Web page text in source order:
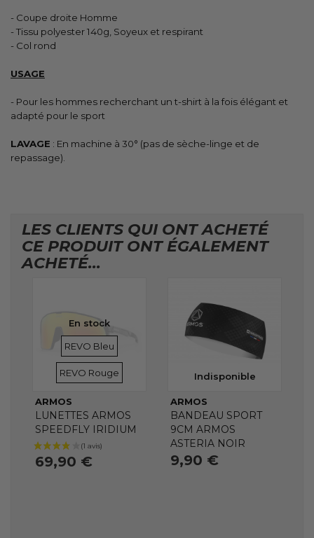
- Coupe droite Homme
- Tissu polyester 140g, Soyeux et respirant
- Col rond
USAGE
- Pour les hommes recherchant un t-shirt à la fois élégant et
adapté pour le sport
LAVAGE : En machine à 30° (pas de sèche-linge et de
repassage).
LES CLIENTS QUI ONT ACHETÉ
CE PRODUIT ONT ÉGALEMENT
ACHETÉ...
En stock
VERRES
REVO Bleu
VERRES
REVO Rouge
ARMOS
LUNETTES ARMOS
SPEEDFLY IRIDIUM
69,90 €
Indisponible
ARMOS
BANDEAU SPORT
9CM ARMOS
ASTERIA NOIR
9,90 €